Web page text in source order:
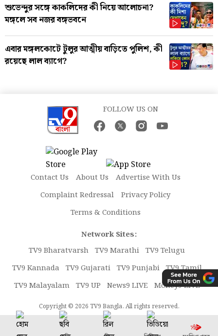
শুভেন্দুর সঙ্গে কাকলিদের কী নিয়ে আলোচনা?
মঙ্গলে সব নজর বঙ্গভবনে
এবার মঙ্গলকোটে টুলুর আত্মীয় বাড়িতে পুলিশ, কী
রয়েছে লাল ব্যাগে?
FOLLOW US ON
Contact Us About Us
Advertise With Us
Complaint Redressal
Privacy Policy
Terms & Conditions
Network Sites:
TV9 Bharatvarsh TV9 Marathi TV9 Telugu
TV9 Kannada TV9 Gujarati TV9 Punjabi TV9 Tamil
TV9 Malayalam TV9 UP News9 LIVE Money9 LIVE
Copyright © 2026 TV9 Bangla. All rights reserved.